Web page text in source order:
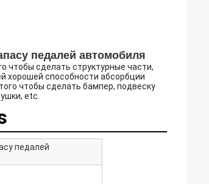
педалей автомобиля
чтобы сделать структурные части,
хорошей способности абсорбции
чтобы сделать бампер, подвеску
etc.
педалей